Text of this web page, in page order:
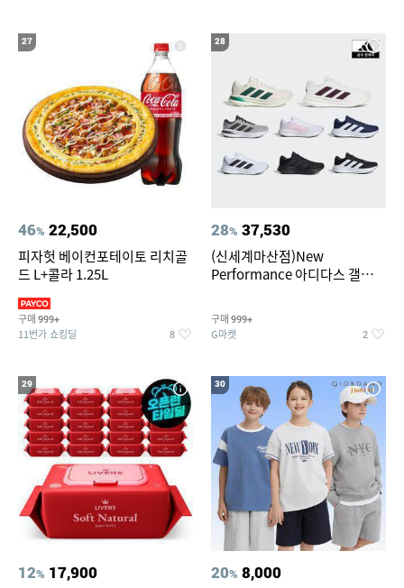
27
46% 22,500
피자헛 베이컨포테이토 리치골
드 L+콜라 1.25L
구매 999+
11번가 쇼킹딜 8
28
28% 37,530
(신세계마산점)New
Performance 아디다스 갤럭시
구매 999+
G마켓 2
29
12% 17,900
30
20% 8,000